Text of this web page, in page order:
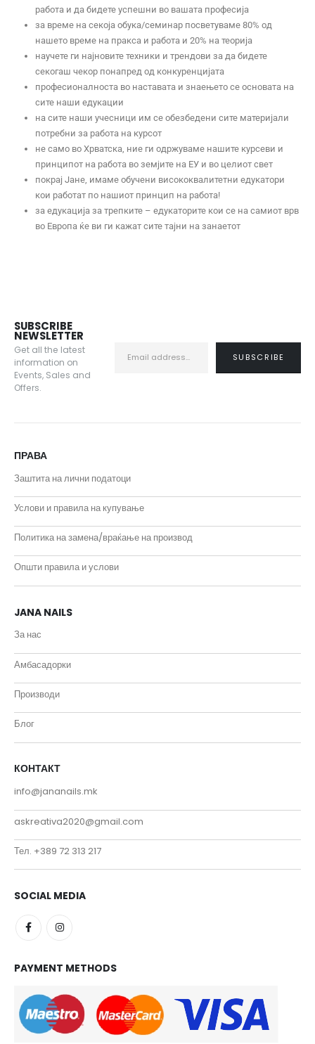
работа и да бидете успешни во вашата професија
за време на секоја обука/семинар посветуваме 80% од
нашето време на пракса и работа и 20% на теорија
научете ги најновите техники и трендови за да бидете
секогаш чекор понапред од конкуренцијата
професионалноста во наставата и знаењето се основата на
сите наши едукации
на сите наши учесници им се обезбедени сите материјали
потребни за работа на курсот
не само во Хрватска, ние ги одржуваме нашите курсеви и
принципот на работа во земјите на ЕУ и во целиот свет
покрај Јане, имаме обучени висококвалитетни едукатори
кои работат по нашиот принцип на работа!
за едукација за трепките – едукаторите кои се на самиот врв
во Европа ќе ви ги кажат сите тајни на занаетот
SUBSCRIBE
NEWSLETTER
Get all the latest
information on
Events, Sales and
Offers.
ПРАВА
Заштита на лични податоци
Услови и правила на купување
Политика на замена/враќање на производ
Општи правила и услови
JANA NAILS
За нас
Амбасадорки
Производи
Блог
КОНТАКТ
info@jananails.mk
askreativa2020@gmail.com
Тел. +389 72 313 217
SOCIAL MEDIA
PAYMENT METHODS